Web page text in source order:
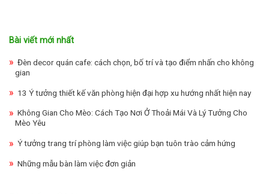
Bài viết mới nhất
Đèn decor quán cafe: cách chọn, bố trí và tạo điểm nhấn cho không
gian
13 Ý tưởng thiết kế văn phòng hiện đại hợp xu hướng nhất hiện nay
Không Gian Cho Mèo: Cách Tạo Nơi Ở Thoải Mái Và Lý Tưởng Cho
Mèo Yêu
Ý tưởng trang trí phòng làm việc giúp bạn tuôn trào cảm hứng
Những mẫu bàn làm việc đơn giản